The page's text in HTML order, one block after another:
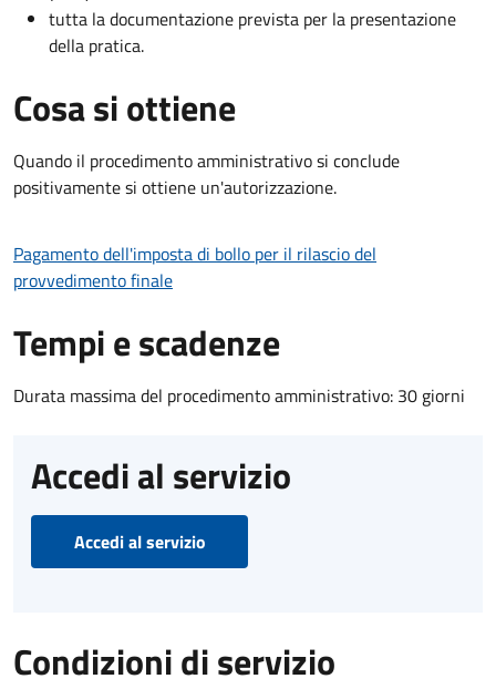
tutta la documentazione prevista per la presentazione
della pratica.
Cosa si ottiene
Quando il procedimento amministrativo si conclude
positivamente si ottiene un'autorizzazione.
Pagamento dell'imposta di bollo per il rilascio del
provvedimento finale
Tempi e scadenze
Durata massima del procedimento amministrativo: 30 giorni
Accedi al servizio
Accedi al servizio
Condizioni di servizio